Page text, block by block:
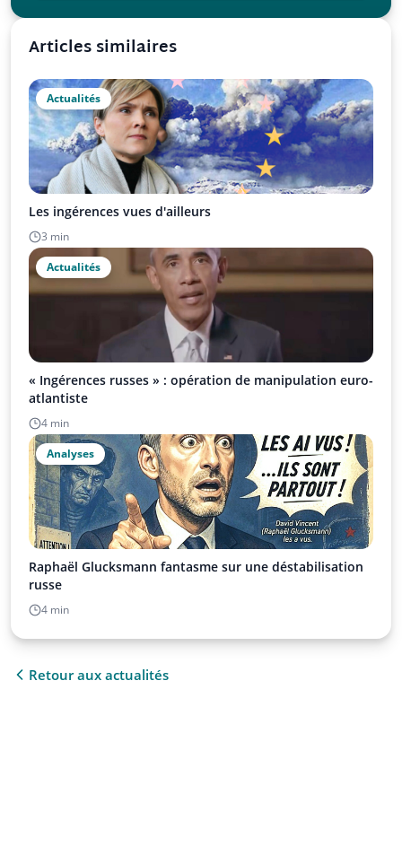
Articles similaires
Actualités
Les ingérences vues d'ailleurs
3 min
Actualités
« Ingérences russes » : opération de manipulation euro-
atlantiste
4 min
Analyses
Raphaël Glucksmann fantasme sur une déstabilisation
russe
4 min
Retour aux actualités